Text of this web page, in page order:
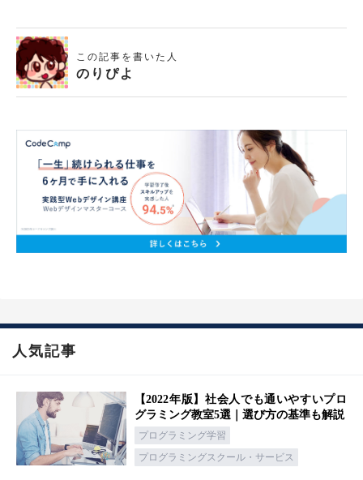
この記事を書いた人
のりぴよ
人気記事
【2022年版】社会人でも通いやすいプロ
グラミング教室5選｜選び方の基準も解説
プログラミング学習
プログラミングスクール・サービス